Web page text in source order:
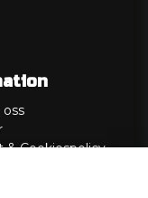
Cookiespolicy